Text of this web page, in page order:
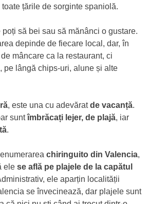
țările de sorginte spaniolă.
să bei sau să mănânci o gustare.
depinde de fiecare local, dar, în
mâncare ca la restaurant, ci
pe lângă chips-uri, alune și alte
, este una cu adevăratde vacanță.
suntîmbrăcați lejer, de plajă, iar
.
chiringuito din Valencia,
ele se află pe plajele de la capătul
ele aparțin localității
se învecinează, dar plajele sunt